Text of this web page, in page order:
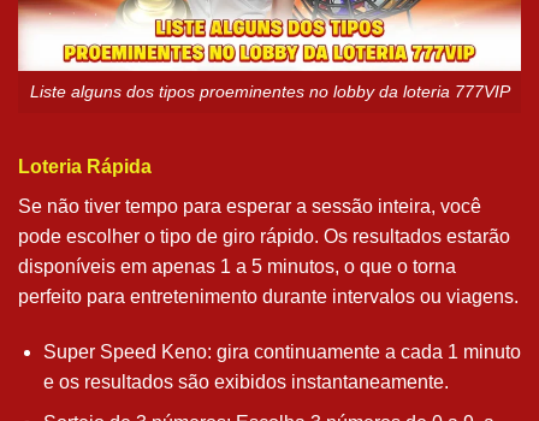
Liste alguns dos tipos proeminentes no lobby da loteria 777VIP
Loteria Rápida
Se não tiver tempo para esperar a sessão inteira, você
pode escolher o tipo de giro rápido. Os resultados estarão
disponíveis em apenas 1 a 5 minutos, o que o torna
perfeito para entretenimento durante intervalos ou viagens.
Super Speed Keno: gira continuamente a cada 1 minuto
e os resultados são exibidos instantaneamente.